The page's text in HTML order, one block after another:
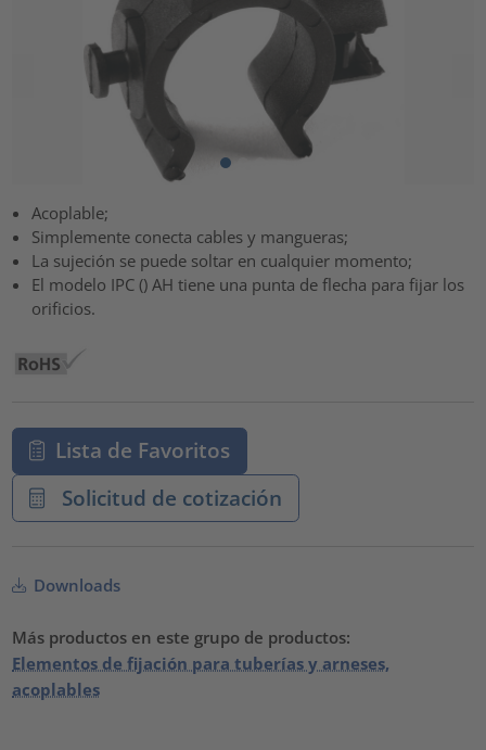
Acoplable;
Simplemente conecta cables y mangueras;
La sujeción se puede soltar en cualquier momento;
El modelo IPC () AH tiene una punta de flecha para fijar los
orificios.
Lista de Favoritos
Solicitud de cotización
Downloads
Más productos en este grupo de productos:
Elementos de fijación para tuberías y arneses,
acoplables